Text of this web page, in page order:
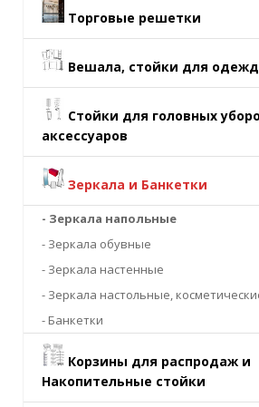
Торговые решетки
Вешала, стойки для
Стойки для головных
аксессуаров
Зеркала и Банкетки
- Зеркала напольные
- Зеркала обувные
- Зеркала настенные
- Зеркала настольные,
- Банкетки
Корзины для распродаж и
Накопительные стойки